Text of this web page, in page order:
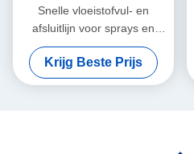
Snelle vloeistofvul- en
afsluitlijn voor sprays en
etherische oliën (10-50
ml)Precisie servo-
peristaltische dosering en
Krijg Beste Prijs